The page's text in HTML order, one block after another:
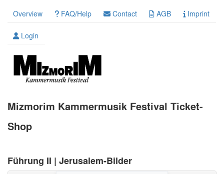
Overview FAQ/Help Contact AGB Imprint
Login
Mizmorim Kammermusik Festival Ticket-
Shop
Führung II | Jerusalem-Bilder